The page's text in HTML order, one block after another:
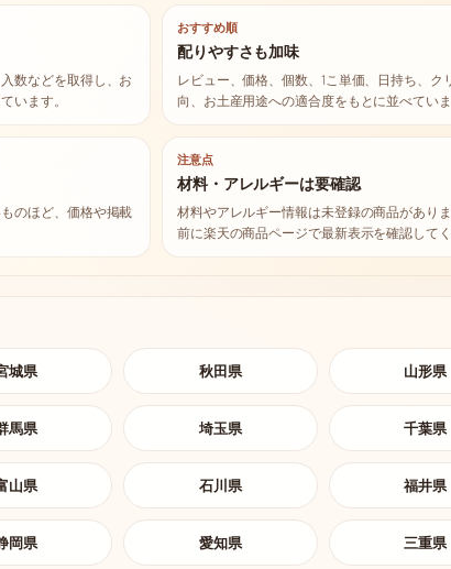
数などを取得し、お
います。
おすすめ順
配りやすさも加味
レビュー、価格、個数、1こ単価、日持ち、ク
向、お土産用途への適合度をもとに並べていま
のほど、価格や掲載
注意点
材料・アレルギーは要確認
材料やアレルギー情報は未登録の商品があり
前に楽天の商品ページで最新表示を確認してく
城県 秋田県 山形県
馬県 埼玉県 千葉県
山県 石川県 福井県
岡県 愛知県 三重県